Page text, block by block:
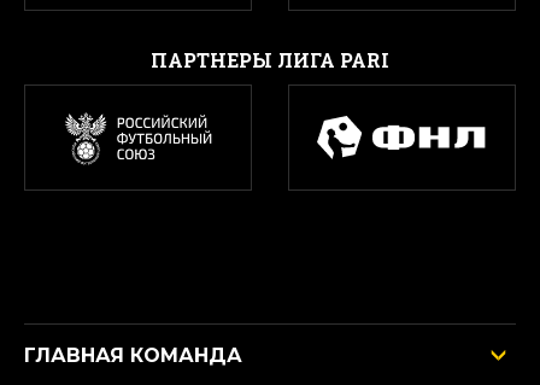
ПАРТНЕРЫ ЛИГА PARI
ГЛАВНАЯ КОМАНДА